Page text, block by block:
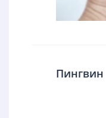
Пингвин